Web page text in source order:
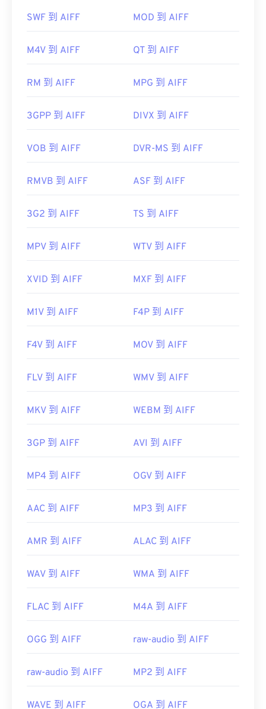
Musicnotes Player Player
及Sibelius。
首次發布：1983
https://en.wikipedia.org/wiki/MIDI
https://www.midi.org/specifications
VLC 媒體播放
開發者： 蘋果
實用連結：
https://en.wikipedia.org/wiki/
2619569
SWF 到 AIFF MOD 到 AIFF
M4V 到 AIFF QT 到 AIFF
RM 到 AIFF MPG 到 AIFF
3GPP 到 AIFF DIVX 到 AIFF
VOB 到 AIFF DVR-MS 到 AIFF
RMVB 到 AIFF ASF 到 AIFF
3G2 到 AIFF TS 到 AIFF
MPV 到 AIFF WTV 到 AIFF
XVID 到 AIFF MXF 到 AIFF
M1V 到 AIFF F4P 到 AIFF
F4V 到 AIFF MOV 到 AIFF
FLV 到 AIFF WMV 到 AIFF
MKV 到 AIFF WEBM 到 AIFF
3GP 到 AIFF AVI 到 AIFF
MP4 到 AIFF OGV 到 AIFF
AAC 到 AIFF MP3 到 AIFF
AMR 到 AIFF ALAC 到 AIFF
WAV 到 AIFF WMA 到 AIFF
FLAC 到 AIFF M4A 到 AIFF
OGG 到 AIFF raw-audio 到 AIFF
raw-audio 到 AIFF MP2 到 AIFF
WAVE 到 AIFF OGA 到 AIFF